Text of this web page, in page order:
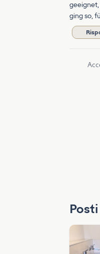
geeignet,
ging so,